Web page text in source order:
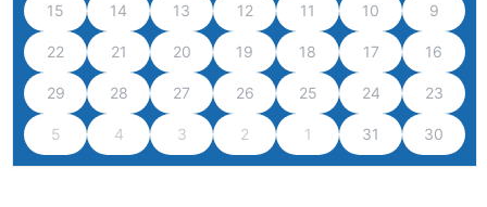
9
10
11
12
13
14
15
16
17
18
19
20
21
22
23
24
25
26
27
28
29
30
31
1
2
3
4
5